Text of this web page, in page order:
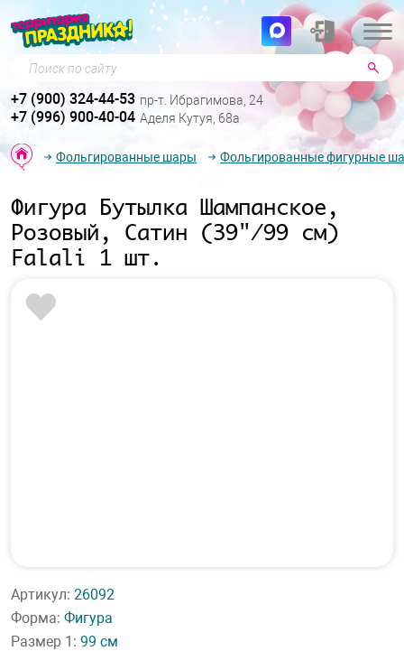
Поиск по сайту
+7 (900) 324-44-53 пр-т. Ибрагимова, 24
+7 (996) 900-40-04 Аделя Кутуя, 68а
Фольгированные шары Фольгированные фигурные
Фигура Бутылка Шампанское,
Розовый, Сатин (39"/99 см)
Falali 1 шт.
Артикул: 26092
Форма: Фигура
Размер 1: 99 см